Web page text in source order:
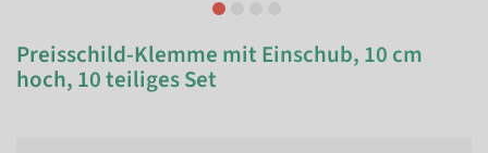
Preisschild-Klemme mit Einschub, 10 cm
hoch, 10 teiliges Set